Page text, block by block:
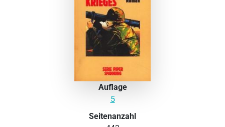
Auflage
5
Seitenanzahl